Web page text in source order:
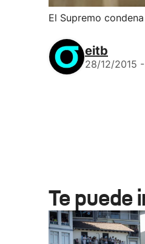
El Supremo
eitb
28/12/2015
Te puede